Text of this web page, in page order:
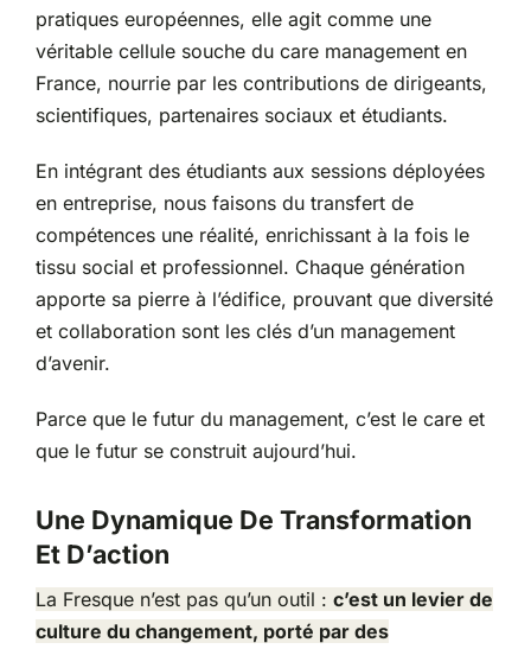
pratiques européennes, elle agit comme une
véritable cellule souche du care management en
France, nourrie par les contributions de dirigeants,
scientifiques, partenaires sociaux et étudiants.
En intégrant des étudiants aux sessions déployées
en entreprise, nous faisons du transfert de
compétences une réalité, enrichissant à la fois le
tissu social et professionnel. Chaque génération
apporte sa pierre à l’édifice, prouvant que diversité
et collaboration sont les clés d’un management
d’avenir.
Parce que le futur du management, c’est le care et
que le futur se construit aujourd’hui.
Une Dynamique De Transformation
Et D’action
La Fresque n’est pas qu’un outil : c’est un levier de
culture du changement, porté par des